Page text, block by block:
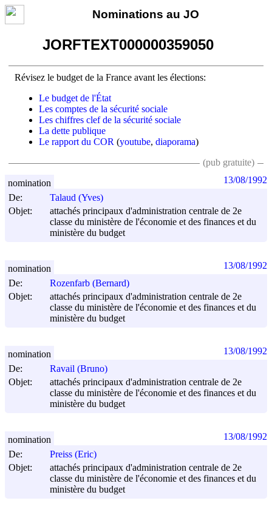
Nominations au JO
JORFTEXT000000359050
Révisez le budget de la France avant les élections:
Le budget de l'État
Les comptes de la sécurité sociale
Les chiffres clef de la sécurité sociale
La dette publique
Le rapport du COR (youtube, diaporama)
(pub gratuite)
De:
Talaud (Yves)
Objet:
attachés principaux d'administration centrale de 2e
classe du ministère de l'économie et des finances et du
ministère du budget
nomination 13/08/1992
De:
Rozenfarb (Bernard)
Objet:
attachés principaux d'administration centrale de 2e
classe du ministère de l'économie et des finances et du
ministère du budget
nomination 13/08/1992
De:
Ravail (Bruno)
Objet:
attachés principaux d'administration centrale de 2e
classe du ministère de l'économie et des finances et du
ministère du budget
nomination 13/08/1992
De:
Preiss (Eric)
Objet:
attachés principaux d'administration centrale de 2e
classe du ministère de l'économie et des finances et du
ministère du budget
nomination 13/08/1992